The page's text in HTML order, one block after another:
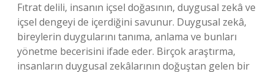
Fıtrat delili, insanın içsel doğasının, duygusal zekâ ve
içsel dengeyi de içerdiğini savunur. Duygusal zekâ,
bireylerin duygularını tanıma, anlama ve bunları
yönetme becerisini ifade eder. Birçok araştırma,
insanların duygusal zekâlarının doğuştan gelen bir